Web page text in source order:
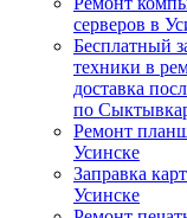
серверов в
Бесплатный
техники в
доставка
по
Ремонт
Усинске
Заправка
Усинске